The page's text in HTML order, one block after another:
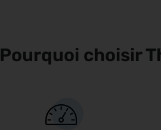
Pourquoi choisir